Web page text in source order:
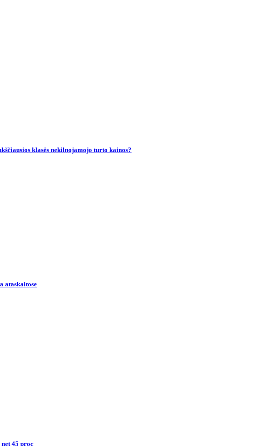
klasės nekilnojamojo turto kainos?
ataskaitose
45 proc